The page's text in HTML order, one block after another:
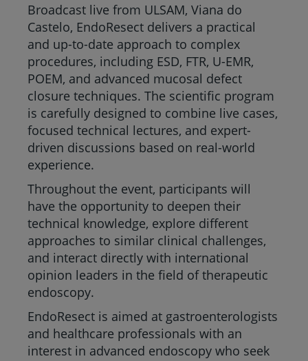
Broadcast live from ULSAM, Viana do
Castelo, EndoResect delivers a practical
and up-to-date approach to complex
procedures, including ESD, FTR, U-EMR,
POEM, and advanced mucosal defect
closure techniques. The scientific program
is carefully designed to combine live cases,
focused technical lectures, and expert-
driven discussions based on real-world
experience.
Throughout the event, participants will
have the opportunity to deepen their
technical knowledge, explore different
approaches to similar clinical challenges,
and interact directly with international
opinion leaders in the field of therapeutic
endoscopy.
EndoResect is aimed at gastroenterologists
and healthcare professionals with an
interest in advanced endoscopy who seek